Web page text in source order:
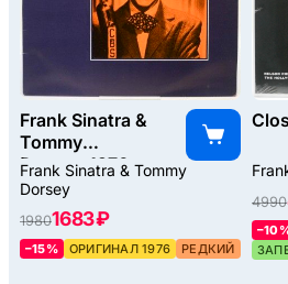
Frank Sinatra &
Tommy
Dorsey, 1976
Frank Sinatra & Tommy
Dorsey
19801683 ₽
–15% ОРИГИНАЛ 1976 РЕДКИЙ
4990